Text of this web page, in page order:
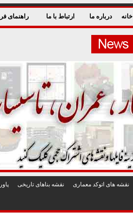
خانه درباره ما ارتباط با ما راهنمای
نقشه های اتوکد معماری نقشه بناهای تاريخی